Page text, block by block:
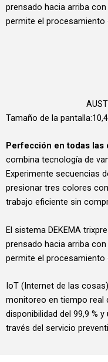
prensado hacia arriba
permite el
Tamaño de la
Perfección en todas las
combina tecnología de
Experimente secuencias
presionar tres colores
trabajo eficiente sin
El sistema DEKEMA
prensado hacia arriba
permite el procesamiento
IoT (Internet de las
monitoreo en tiempo real
disponibilidad del 99,9 %
través del servicio